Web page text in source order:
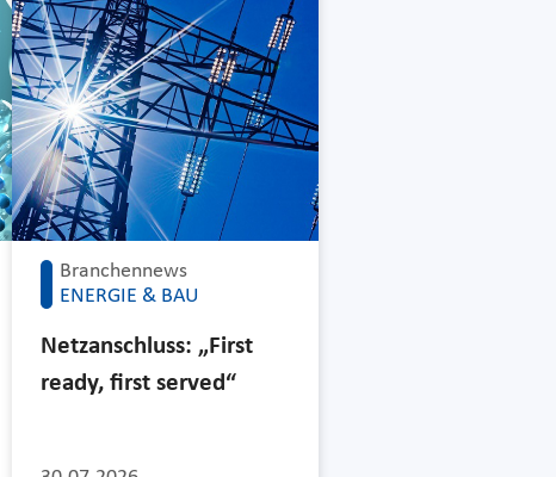
Branchennews
ENERGIE & BAU
Netzanschluss: „First
ready, first served“